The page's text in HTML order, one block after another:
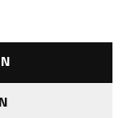
rechten